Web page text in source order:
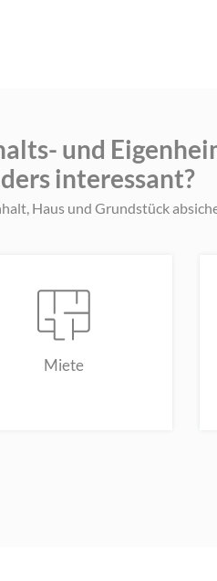
und
interessant?
Haus und Grundstück
Miete